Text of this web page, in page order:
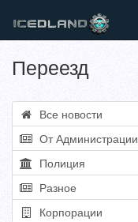
Переезд
Все новости
От Администрации
Полиция
Разное
Корпорации